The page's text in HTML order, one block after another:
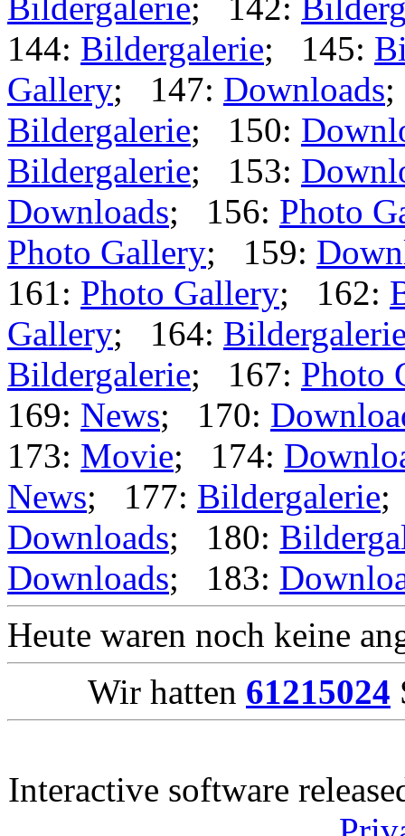
144: Bildergalerie; 145:
Gallery; 147: Downloads
Bildergalerie; 150:
Bildergalerie; 153:
Downloads; 156: Photo
Photo Gallery; 159:
161: Photo Gallery; 162:
Gallery; 164:
Bildergalerie; 167: Photo
169: News; 170:
173: Movie; 174:
News; 177: Bildergalerie;
Downloads; 180:
Downloads; 183:
Heute waren noch keine
Wir hatten 61215024
Interactive software